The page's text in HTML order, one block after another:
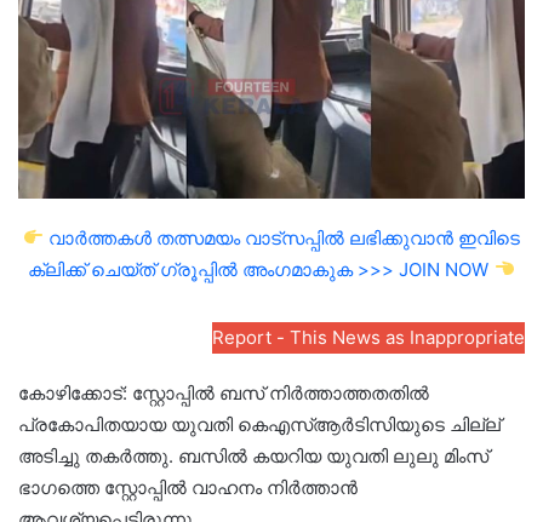
വാർത്തകൾ തത്സമയം വാട്സപ്പിൽ ലഭിക്കുവാൻ ഇവിടെ
ക്ലിക്ക് ചെയ്ത് ഗ്രൂപ്പിൽ അംഗമാകുക >>> JOIN NOW
Report - This News as Inappropriate
കോഴിക്കോട്: സ്റ്റോപ്പിൽ ബസ് നിർത്താത്തതതിൽ
പ്രകോപിതയായ യുവതി കെഎസ്ആർടിസിയുടെ ചില്ല്
അടിച്ചു തകർത്തു. ബസിൽ കയറിയ യുവതി ലുലു മിംസ്
ഭാഗത്തെ സ്റ്റോപ്പിൽ വാഹനം നിർത്താൻ